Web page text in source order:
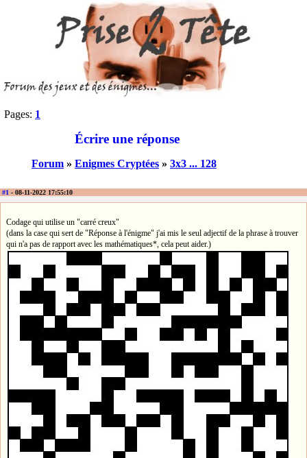
Pages: 1
Écrire une réponse
Forum » Enigmes Cryptées » 3x3 ... 128
#1 - 08-11-2022 17:55:10
Codage qui utilise un "carré creux"
(dans la case qui sert de "Réponse à l'énigme" j'ai mis le seul adjectif de la phrase à trouver
qui n'a pas de rapport avec les mathématiques*, cela peut aider.)